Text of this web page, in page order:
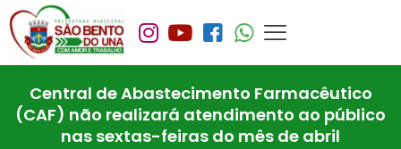
Central de Abastecimento Farmacêutico
(CAF) não realizará atendimento ao público
nas sextas-feiras do mês de abril